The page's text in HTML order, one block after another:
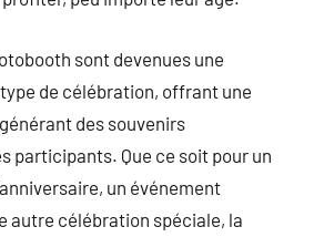
sont devenues une
de célébration, offrant une
des souvenirs
participants. Que ce soit pour un
un événement
autre célébration spéciale, la